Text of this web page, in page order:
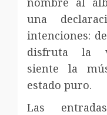
una
intenciones:
disfruta la
siente la
estado puro.
Las